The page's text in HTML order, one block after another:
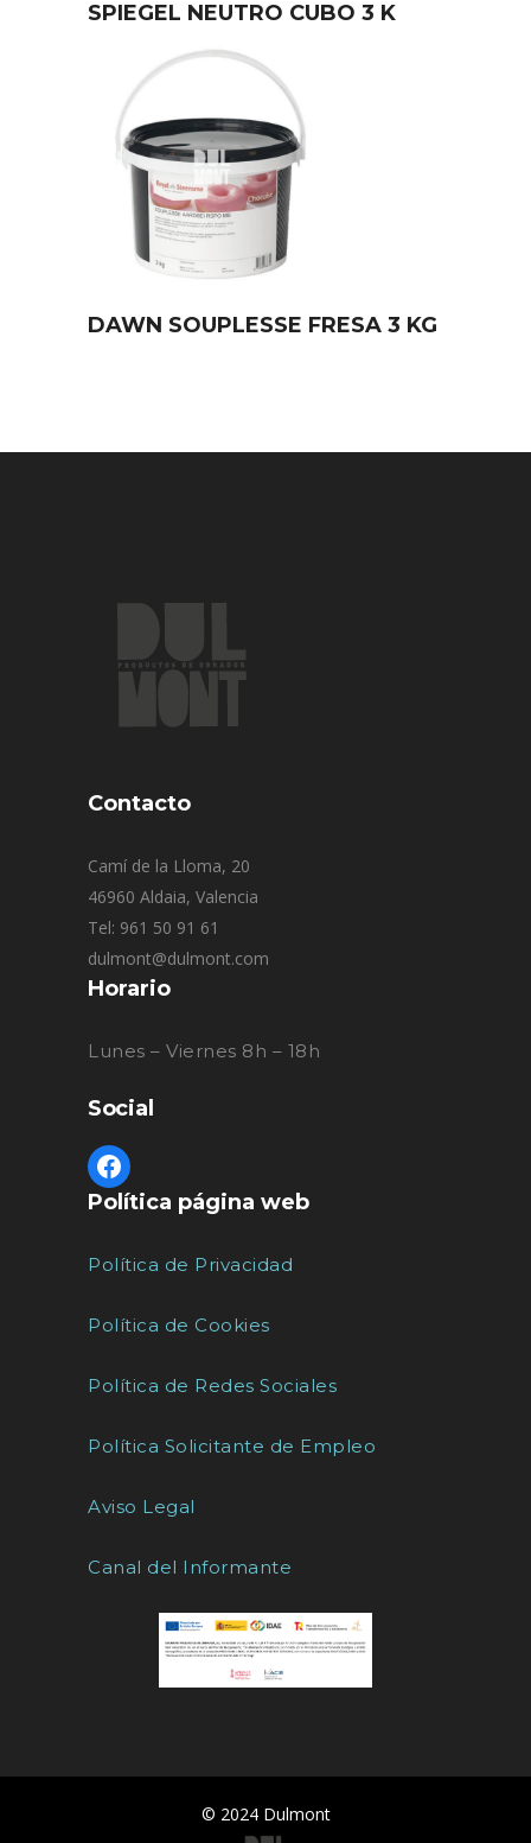
SPIEGEL NEUTRO CUBO 3 K
DAWN SOUPLESSE FRESA 3 KG
Contacto
Camí de la Lloma, 20
46960 Aldaia, Valencia
Tel: 961 50 91 61
dulmont@dulmont.com
Horario
Lunes – Viernes 8h – 18h
Social
Política página web
Política de Privacidad
Política de Cookies
Política de Redes Sociales
Política Solicitante de Empleo
Aviso Legal
Canal del Informante
© 2024 Dulmont